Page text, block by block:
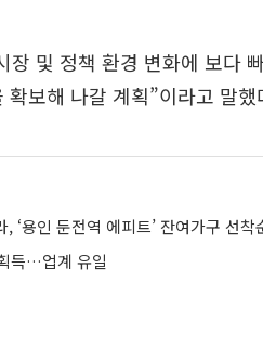
및 정책 환경 변화에 보다
보해 나갈 계획”이라고 말했
용인 둔전역 에피트’ 잔여가구 선착
득…업계 유일